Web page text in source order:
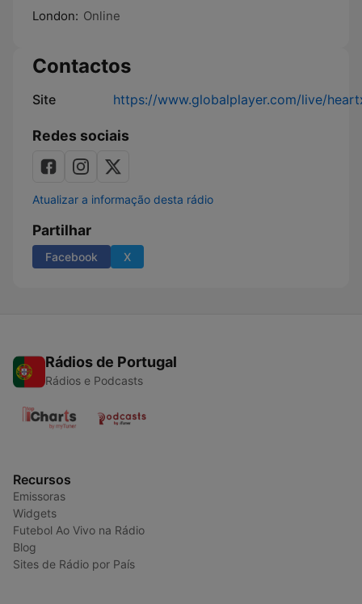
London: Online
Contactos
Site https://www.globalplayer.com/live/
Redes sociais
Atualizar a informação desta rádio
Partilhar
Facebook X
Rádios de Portugal
Rádios e Podcasts
Recursos
Emissoras
Widgets
Futebol Ao Vivo na Rádio
Blog
Sites de Rádio por País